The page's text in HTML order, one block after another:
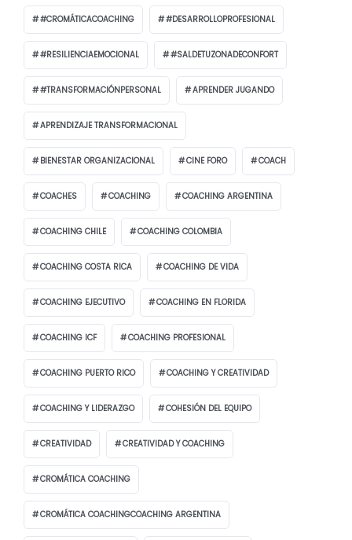
#CROMÁTICACOACHING #DESARROLLOPROFESIONAL
#RESILIENCIAEMOCIONAL #SALDETUZONADECONFORT
#TRANSFORMACIÓNPERSONAL APRENDER JUGANDO
APRENDIZAJE TRANSFORMACIONAL
BIENESTAR ORGANIZACIONAL CINE FORO COACH
COACHES COACHING COACHING ARGENTINA
COACHING CHILE COACHING COLOMBIA
COACHING COSTA RICA COACHING DE VIDA
COACHING EJECUTIVO COACHING EN FLORIDA
COACHING ICF COACHING PROFESIONAL
COACHING PUERTO RICO COACHING Y CREATIVIDAD
COACHING Y LIDERAZGO COHESIÓN DEL EQUIPO
CREATIVIDAD CREATIVIDAD Y COACHING
CROMÁTICA COACHING
CROMÁTICA COACHINGCOACHING ARGENTINA